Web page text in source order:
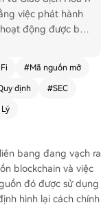
việc phát hành
động được bả
là trung gian chứn
công cụ họ tạ
thuộc về những
bối cảnh SEC, d
Atkins, đang x
chứng khoán hiện
và hệ thống phi tập
định hiện tại của S
#Mã nguồn mở
định #SEC
bang đang vạch ra
blockchain và việc
đó được sử dụng
hình lại cách chính